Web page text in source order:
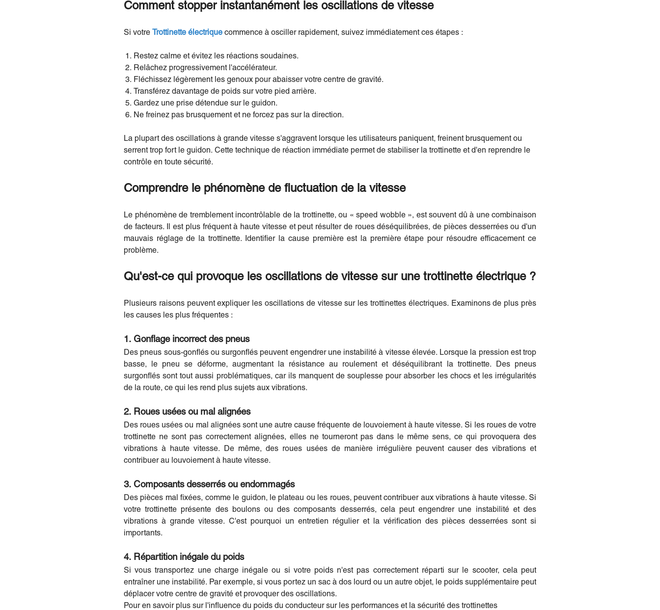
Comment stopper instantanément les oscillations de vitesse
Si votre Trottinette électrique commence à osciller rapidement, suivez immédiatement ces étapes :
Restez calme et évitez les réactions soudaines.
Relâchez progressivement l'accélérateur.
Fléchissez légèrement les genoux pour abaisser votre centre de gravité.
Transférez davantage de poids sur votre pied arrière.
Gardez une prise détendue sur le guidon.
Ne freinez pas brusquement et ne forcez pas sur la direction.
La plupart des oscillations à grande vitesse s'aggravent lorsque les utilisateurs paniquent, freinent brusquement ou
serrent trop fort le guidon. Cette technique de réaction immédiate permet de stabiliser la trottinette et d'en reprendre le
contrôle en toute sécurité.
Comprendre le phénomène de fluctuation de la vitesse
Le phénomène de tremblement incontrôlable de la trottinette, ou « speed wobble », est souvent dû à une combinaison
de facteurs. Il est plus fréquent à haute vitesse et peut résulter de roues déséquilibrées, de pièces desserrées ou d'un
mauvais réglage de la trottinette. Identifier la cause première est la première étape pour résoudre efficacement ce
problème.
Qu'est-ce qui provoque les oscillations de vitesse sur une trottinette électrique ?
Plusieurs raisons peuvent expliquer les oscillations de vitesse sur les trottinettes électriques. Examinons de plus près
les causes les plus fréquentes :
1. Gonflage incorrect des pneus
Des pneus sous-gonflés ou surgonflés peuvent engendrer une instabilité à vitesse élevée. Lorsque la pression est trop
basse, le pneu se déforme, augmentant la résistance au roulement et déséquilibrant la trottinette. Des pneus
surgonflés sont tout aussi problématiques, car ils manquent de souplesse pour absorber les chocs et les irrégularités
de la route, ce qui les rend plus sujets aux vibrations.
2. Roues usées ou mal alignées
Des roues usées ou mal alignées sont une autre cause fréquente de louvoiement à haute vitesse. Si les roues de votre
trottinette ne sont pas correctement alignées, elles ne tourneront pas dans le même sens, ce qui provoquera des
vibrations à haute vitesse. De même, des roues usées de manière irrégulière peuvent causer des vibrations et
contribuer au louvoiement à haute vitesse.
3. Composants desserrés ou endommagés
Des pièces mal fixées, comme le guidon, le plateau ou les roues, peuvent contribuer aux vibrations à haute vitesse. Si
votre trottinette présente des boulons ou des composants desserrés, cela peut engendrer une instabilité et des
vibrations à grande vitesse. C'est pourquoi un entretien régulier et la vérification des pièces desserrées sont si
importants.
4. Répartition inégale du poids
Si vous transportez une charge inégale ou si votre poids n'est pas correctement réparti sur le scooter, cela peut
entraîner une instabilité. Par exemple, si vous portez un sac à dos lourd ou un autre objet, le poids supplémentaire peut
déplacer votre centre de gravité et provoquer des oscillations.
Pour en savoir plus sur l'influence du poids du conducteur sur les performances et la sécurité des trottinettes